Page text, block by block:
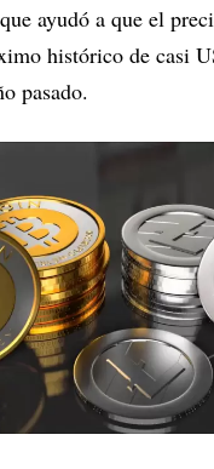
ayudó a que el
histórico de casi
pasado.